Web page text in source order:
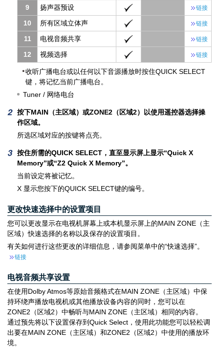
9
扬声器预设 链接
10 所有区域立体声 链接
11 电视音频共享 链接
12 视频选择 链接
收听广播电台或以任何以下音源播放时按住QUICK SELECT
键，将记忆当前广播电台。
Tuner / 网络电台
按下MAIN（主区域）或ZONE2（区域2）以使用遥控器选择操
作区域。
所选区域对应的按键将点亮。
按住所需的QUICK SELECT，直至显示屏上显示“Quick X
Memory”或“Z2 Quick X Memory”。
当前设定将被记忆。
X 显示您按下的QUICK SELECT键的编号。
更改快速选择中的设置项目
您可以更改显示在电视机屏幕上或本机显示屏上的MAIN ZONE（主
区域）快速选择的名称以及保存的设置项目。
有关如何进行这些更改的详细信息，请参阅菜单中的“快速选择”。
链接
电视音频共享设置
在使用Dolby Atmos等原始音频格式在MAIN ZONE（主区域）中保
持环绕声播放电视机或其他播放设备内容的同时，您可以在
ZONE2（区域2）中畅听与MAIN ZONE（主区域）相同的内容。
通过预先将以下设置保存到Quick Select，使用此功能您可以轻松调
出要在MAIN ZONE（主区域）和ZONE2（区域2）中使用的播放环
境。